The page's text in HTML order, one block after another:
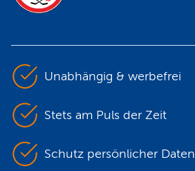
Unabhängig & werbefrei
Stets am Puls der Zeit
Schutz persönlicher Daten